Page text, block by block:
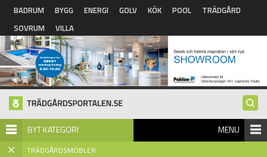
Hoppa till huvudinnehåll
BADRUM BYGG ENERGI GOLV KÖK POOL
TRÄDGÅRD
SOVRUM
VILLA
BYT KATEGORI MENU
TRÄDGÅRDSMÖBLER